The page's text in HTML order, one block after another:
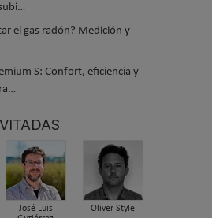
el gas radón? Medición y
S: Confort, eficiencia y
José Luis
Oliver Style